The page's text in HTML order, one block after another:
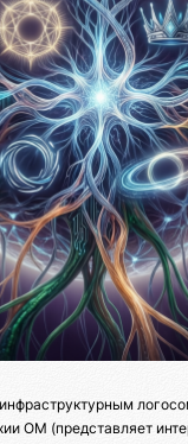
ОМ (представляет